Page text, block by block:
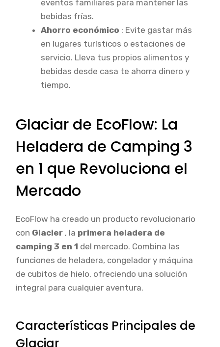
eventos familiares para mantener las
bebidas frías.
Ahorro económico : Evite gastar más
en lugares turísticos o estaciones de
servicio. Lleva tus propios alimentos y
bebidas desde casa te ahorra dinero y
tiempo.
Glaciar de EcoFlow: La
Heladera de Camping 3
en 1 que Revoluciona el
Mercado
EcoFlow ha creado un producto revolucionario
con Glacier , la primera heladera de
camping 3 en 1 del mercado. Combina las
funciones de heladera, congelador y máquina
de cubitos de hielo, ofreciendo una solución
integral para cualquier aventura.
Características Principales de
Glaciar